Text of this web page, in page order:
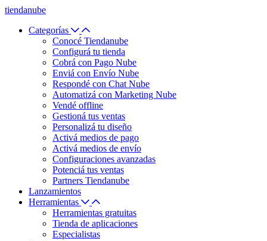
tiendanube
Categorías
Conocé Tiendanube
Configurá tu tienda
Cobrá con Pago Nube
Enviá con Envío Nube
Respondé con Chat Nube
Automatizá con Marketing Nube
Vendé offline
Gestioná tus ventas
Personalizá tu diseño
Activá medios de pago
Activá medios de envío
Configuraciones avanzadas
Potenciá tus ventas
Partners Tiendanube
Lanzamientos
Herramientas
Herramientas gratuitas
Tienda de aplicaciones
Especialistas